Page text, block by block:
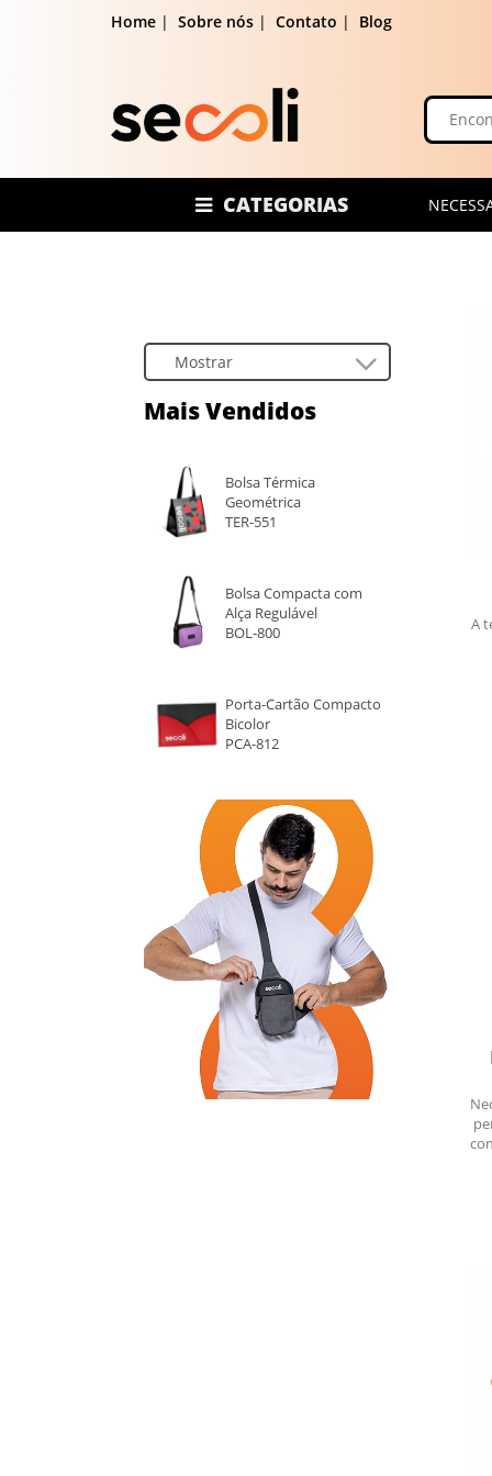
Home| Sobre nós| Contato | Blog
CATEGORIAS
Mais Vendidos
Bolsa Térmica
Geométrica
TER-551
Bolsa Compacta com
Alça Regulável
BOL-800
Porta-Cartão Compacto
Bicolor
PCA-812
A